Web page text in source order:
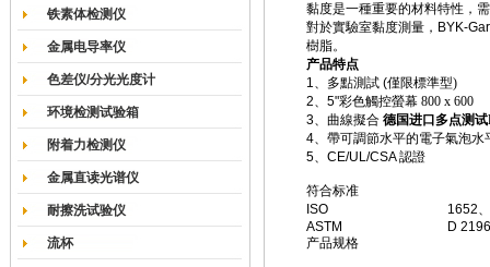
铁素体检测仪
金属电导率仪
色差仪/分光光度计
环境检测试验箱
附着力检测仪
金属直读光谱仪
耐擦洗试验仪
流杯
黏度是一種重要的材料特性，
對於實驗室黏度測量， BYK-
樹脂。
产品特点
1、 多點測試(僅限標準型)
2、 5"彩色觸控螢幕 800 x 600
3、 曲線擬合 德国进口多点测
4、 帶可調節水平的電子氣泡水
5、 CE/UL/CSA認證
符合标准
ISO
1652、
ASTM
D 2196
产品规格